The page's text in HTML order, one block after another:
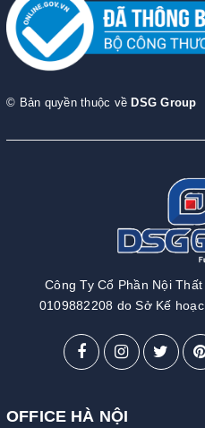
© Bản quyền thuộc về DSG Group
Công Ty Cổ Phần Nội
0109882208 do Sở Kế
OFFICE HÀ NỘI